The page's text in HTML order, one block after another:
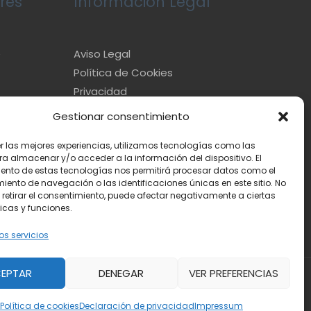
Gestionar consentimiento
las mejores experiencias, utilizamos tecnologías como las
almacenar y/o acceder a la información del dispositivo. El
de estas tecnologías nos permitirá procesar datos como el
de navegación o las identificaciones únicas en este sitio. No
el consentimiento, puede afectar negativamente a ciertas
y funciones.
servicios
DENEGAR VER PREFERENCIAS
Política de cookiesDeclaración de privacidadImpressum
Aviso Legal
Política de Cookies
Privacidad